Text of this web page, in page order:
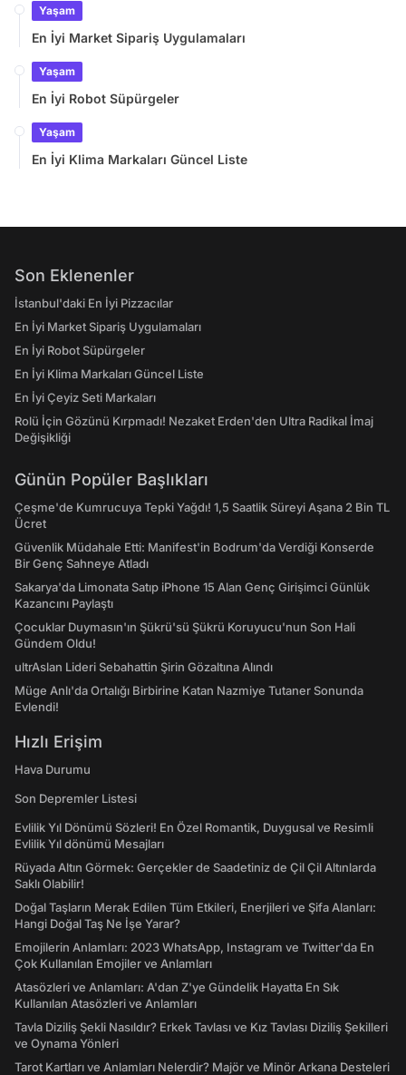
Yaşam
En İyi Market Sipariş Uygulamaları
Yaşam
En İyi Robot Süpürgeler
Yaşam
En İyi Klima Markaları Güncel Liste
Son Eklenenler
İstanbul'daki En İyi Pizzacılar
En İyi Market Sipariş Uygulamaları
En İyi Robot Süpürgeler
En İyi Klima Markaları Güncel Liste
En İyi Çeyiz Seti Markaları
Rolü İçin Gözünü Kırpmadı! Nezaket Erden'den Ultra Radikal İmaj
Değişikliği
Günün Popüler Başlıkları
Çeşme'de Kumrucuya Tepki Yağdı! 1,5 Saatlik Süreyi Aşana 2 Bin TL
Ücret
Güvenlik Müdahale Etti: Manifest'in Bodrum'da Verdiği Konserde
Bir Genç Sahneye Atladı
Sakarya'da Limonata Satıp iPhone 15 Alan Genç Girişimci Günlük
Kazancını Paylaştı
Çocuklar Duymasın'ın Şükrü'sü Şükrü Koruyucu'nun Son Hali
Gündem Oldu!
ultrAslan Lideri Sebahattin Şirin Gözaltına Alındı
Müge Anlı'da Ortalığı Birbirine Katan Nazmiye Tutaner Sonunda
Evlendi!
Hızlı Erişim
Hava Durumu
Son Depremler Listesi
Evlilik Yıl Dönümü Sözleri! En Özel Romantik, Duygusal ve Resimli
Evlilik Yıl dönümü Mesajları
Rüyada Altın Görmek: Gerçekler de Saadetiniz de Çil Çil Altınlarda
Saklı Olabilir!
Doğal Taşların Merak Edilen Tüm Etkileri, Enerjileri ve Şifa Alanları:
Hangi Doğal Taş Ne İşe Yarar?
Emojilerin Anlamları: 2023 WhatsApp, Instagram ve Twitter'da En
Çok Kullanılan Emojiler ve Anlamları
Atasözleri ve Anlamları: A'dan Z'ye Gündelik Hayatta En Sık
Kullanılan Atasözleri ve Anlamları
Tavla Diziliş Şekli Nasıldır? Erkek Tavlası ve Kız Tavlası Diziliş Şekilleri
ve Oynama Yönleri
Tarot Kartları ve Anlamları Nelerdir? Majör ve Minör Arkana Desteleri